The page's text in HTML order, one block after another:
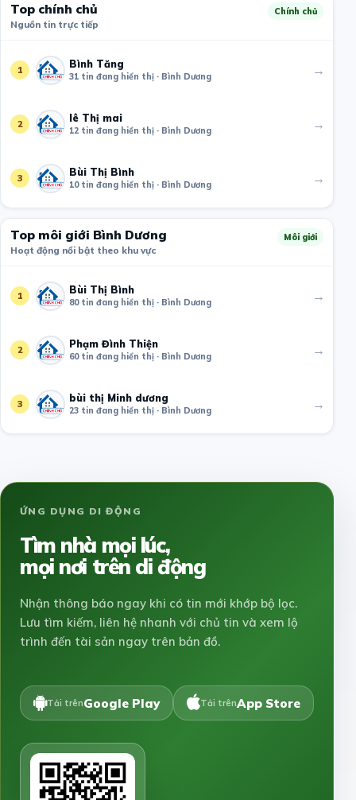
Top chính chủ
Nguồn tin trực tiếp
Chính chủ
1 Bình Tăng
31 tin đang hiển thị · Bình Dương →
2 lê Thị mai
12 tin đang hiển thị · Bình Dương →
3 Bùi Thị Bình
10 tin đang hiển thị · Bình Dương →
Top môi giới Bình Dương
Hoạt động nổi bật theo khu vực
Môi giới
1 Bùi Thị Bình
80 tin đang hiển thị · Bình Dương →
2 Phạm Đình Thiện
60 tin đang hiển thị · Bình Dương →
3 bùi thị Minh dương
23 tin đang hiển thị · Bình Dương →
ỨNG DỤNG DI ĐỘNG
Tìm nhà mọi lúc,
mọi nơi trên di động
Nhận thông báo ngay khi có tin mới khớp bộ lọc.
Lưu tìm kiếm, liên hệ nhanh với chủ tin và xem lộ
trình đến tài sản ngay trên bản đồ.
Tải trênGoogle Play Tải trênApp Store